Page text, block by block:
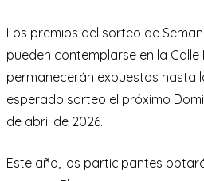
Los premios del sorteo de
pueden contemplarse en la Calle
permanecerán expuestos hasta
esperado sorteo el próximo
de abril de 2026.
Este año, los participantes